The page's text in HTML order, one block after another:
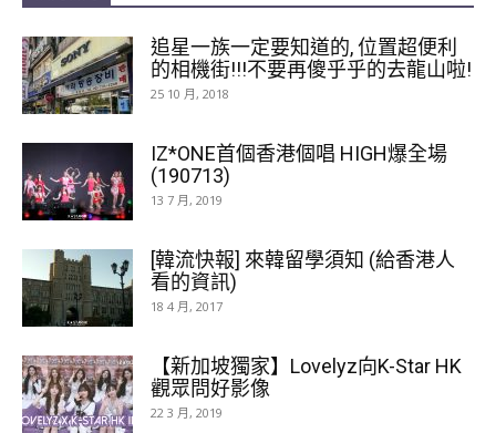
追星一族一定要知道的, 位置超便利
的相機街!!!不要再傻乎乎的去龍山啦!
25 10 月, 2018
IZ*ONE首個香港個唱 HIGH爆全場
(190713)
13 7 月, 2019
[韓流快報] 來韓留學須知 (給香港人
看的資訊)
18 4 月, 2017
【新加坡獨家】Lovelyz向K-Star HK
觀眾問好影像
22 3 月, 2019